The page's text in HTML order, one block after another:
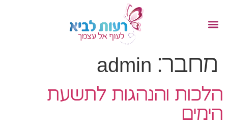
מחבר: admin
הלכות והנהגות לתשעת
הימים